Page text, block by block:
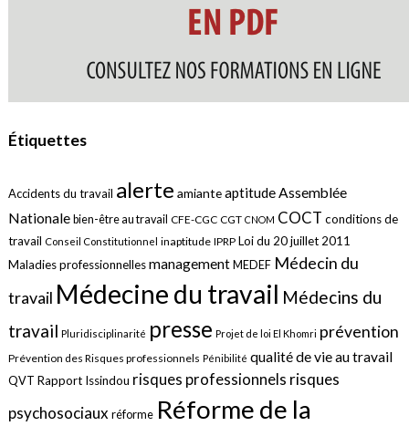
Étiquettes
Accidents du travail alerte amianteaptitudeAssemblée
Nationale bien-être au travail CFE-CGC CGT CNOM COCT conditions de
travail Conseil Constitutionnel inaptitude IPRP Loi du 20 juillet 2011
Maladies professionnellesmanagement MEDEF Médecin du
travail Médecine du travail Médecins du
travail Pluridisciplinarité presse Projet de loi El Khomri prévention
Prévention des Risques professionnels Pénibilité qualité de vie au travail
QVT Rapport Issindou risques professionnels risques
psychosociauxréforme Réforme de la